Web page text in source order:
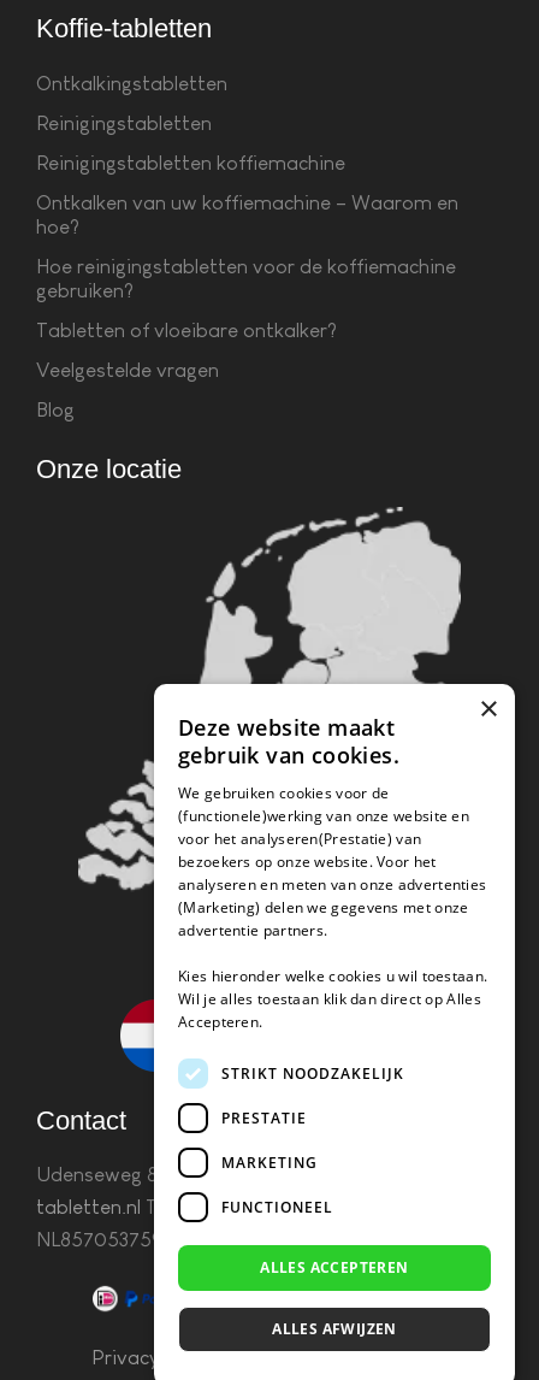
Koffie-tabletten
Ontkalkingstabletten
Reinigingstabletten
Reinigingstabletten koffiemachine
Ontkalken van uw koffiemachine – Waarom en
hoe?
Hoe reinigingstabletten voor de koffiemachine
gebruiken?
Tabletten of vloeibare ontkalker?
Veelgestelde vragen
Blog
Onze locatie
Contact
Udenseweg 8B 5405 PA Udeninfo(@)koffie-
tabletten.nl Tel. 085 782 5578KvK 67529623 Btw:
NL857053759B01
Privacy & Cookies–Algemene Voorwaarden
×
Deze website maakt
gebruik van cookies.
We gebruiken cookies voor de
(functionele)werking van onze website en
voor het analyseren(Prestatie) van
bezoekers op onze website. Voor het
analyseren en meten van onze advertenties
(Marketing) delen we gegevens met onze
advertentie partners.
Kies hieronder welke cookies u wil toestaan.
Wil je alles toestaan klik dan direct op Alles
Accepteren.
STRIKT NOODZAKELIJK
PRESTATIE
MARKETING
FUNCTIONEEL
ALLES ACCEPTEREN
ALLES AFWIJZEN